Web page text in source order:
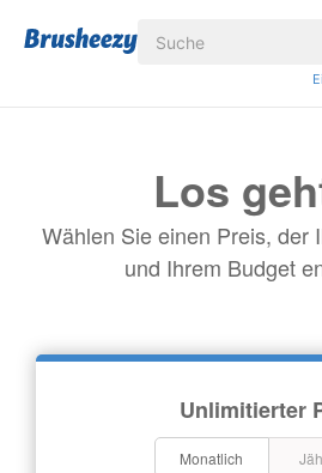
Los
Wählen Sie einen Preis, der
und Ihrem Budget
Unlimitierter
Monatlich